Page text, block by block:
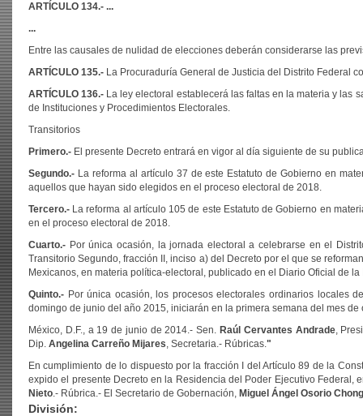
ARTÍCULO 134.- ...
...
Entre las causales de nulidad de elecciones deberán considerarse las
ARTÍCULO 135.- La Procuraduría General de Justicia del Distrito Federal
ARTÍCULO136.- La ley electoral establecerá las faltas en la materia y las
de Instituciones y Procedimientos Electorales.
Transitorios
Primero.- El presente Decreto entrará en vigor al día siguiente de su
Segundo.- La reforma al artículo 37 de este Estatuto de Gobierno en
aquellos que hayan sido elegidos en el proceso electoral de 2018.
Tercero.- La reforma al artículo 105 de este Estatuto de Gobierno en
en el proceso electoral de 2018.
Cuarto.- Por única ocasión, la jornada electoral a celebrarse en el
Transitorio Segundo, fracción II, inciso a) del Decreto por el que se
Mexicanos, en materia política-electoral, publicado en el Diario Oficial de
Quinto.- Por única ocasión, los procesos electorales ordinarios locales
domingo de junio del año 2015, iniciarán en la primera semana del mes de
México, D.F., a 19 de junio de 2014.- Sen. Raúl Cervantes Andrade,
Dip. Angelina Carreño Mijares, Secretaria.- Rúbricas."
En cumplimiento de lo dispuesto por la fracción I del Artículo 89 de la
expido el presente Decreto en la Residencia del Poder Ejecutivo
Nieto.- Rúbrica.- El Secretario de Gobernación, Miguel Ángel Osorio Chong
División: